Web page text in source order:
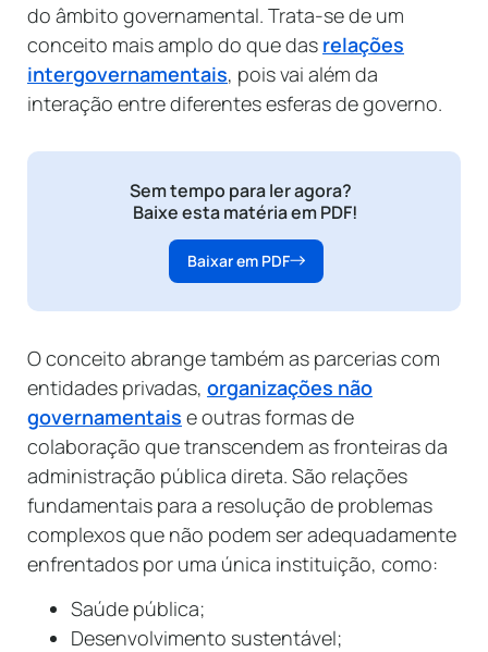
do âmbito governamental. Trata-se de um
conceito mais amplo do que das relações
intergovernamentais, pois vai além da
interação entre diferentes esferas de governo.
Sem tempo para ler agora?
Baixe esta matéria em PDF!
Baixar em PDF
O conceito abrange também as parcerias com
entidades privadas, organizações não
governamentais e outras formas de
colaboração que transcendem as fronteiras da
administração pública direta. São relações
fundamentais para a resolução de problemas
complexos que não podem ser adequadamente
enfrentados por uma única instituição, como:
Saúde pública;
Desenvolvimento sustentável;